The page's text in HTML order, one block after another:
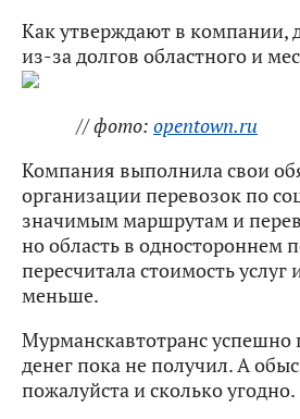
Как утверждают в компании,
из-за долгов областного и
// фото: opentown.ru
Компания выполнила свои
организации перевозок по
значимым маршрутам и
но область в одностороннем
пересчитала стоимость услуг
меньше.
Мурманскавтотранс успешно
денег пока не получил. А
пожалуйста и сколько угодно.